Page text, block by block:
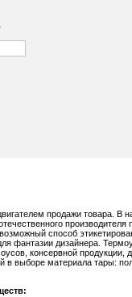
продажи товара. В
производителя
способ
фантазии дизайнера.
консервной продукции,
в выборе материала тары: